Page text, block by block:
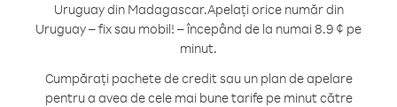
Uruguay din Madagascar.Apelați orice număr din
Uruguay – fix sau mobil! – începând de la numai 8.9 ¢ pe
minut.
Cumpărați pachete de credit sau un plan de apelare
pentru a avea de cele mai bune tarife pe minut către